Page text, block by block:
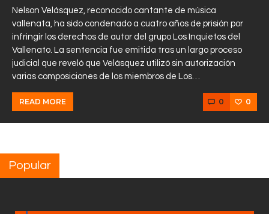
Nelson Velásquez, reconocido cantante de música
vallenata, ha sido condenado a cuatro años de prisión por
infringir los derechos de autor del grupo Los Inquietos del
Vallenato. La sentencia fue emitida tras un largo proceso
judicial que reveló que Velásquez utilizó sin autorización
varias composiciones de los miembros de Los…
READ MORE 0 0
Popular